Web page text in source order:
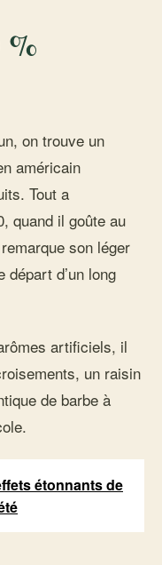
%
on trouve un
américain
Tout a
quand il goûte au
son léger
départ d’un long
artificiels, il
un raisin
de barbe à
étonnants de